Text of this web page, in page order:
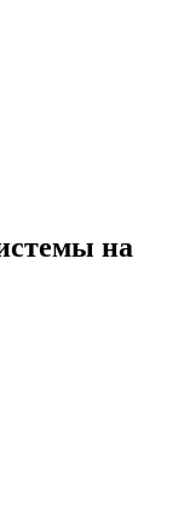
на